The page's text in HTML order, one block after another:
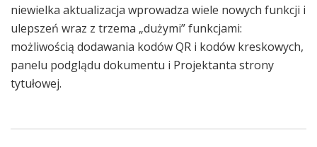
niewielka aktualizacja wprowadza wiele nowych funkcji i
ulepszeń wraz z trzema „dużymi” funkcjami:
możliwością dodawania kodów QR i kodów kreskowych,
panelu podglądu dokumentu i Projektanta strony
tytułowej.